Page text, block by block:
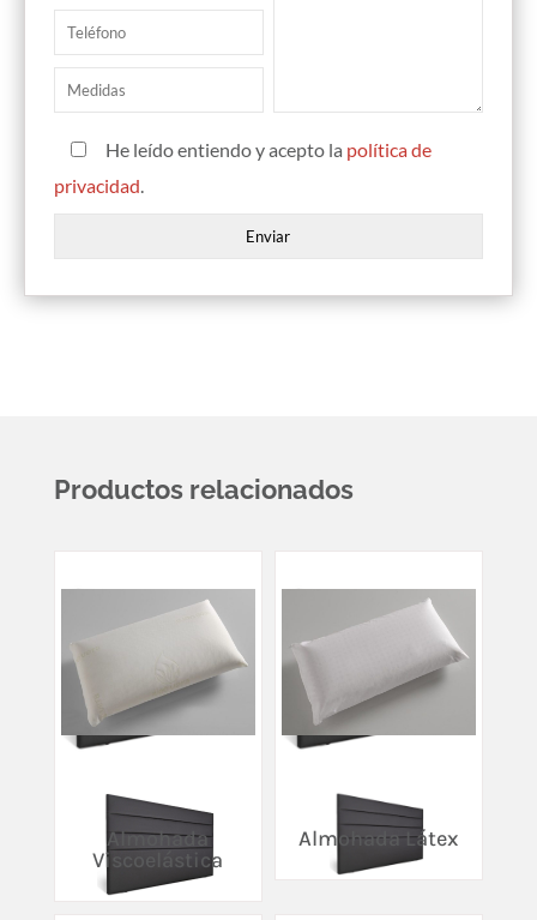
He leído entiendo y acepto la política de
privacidad.
Productos relacionados
Almohada
Viscoelástica
Almohada Látex